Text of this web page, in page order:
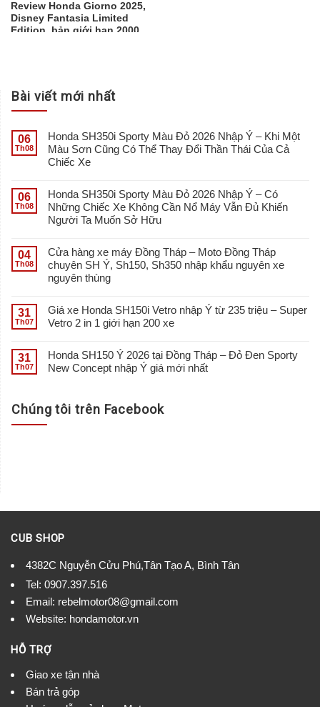
Review Honda Giorno 2025,
Disney Fantasia Limited
Edition, bản giới hạn 2000
Bài viết mới nhất
06
Th08
Honda SH350i Sporty Màu Đỏ 2026 Nhập Ý – Khi Một
Màu Sơn Cũng Có Thể Thay Đổi Thần Thái Của Cả
Chiếc Xe
06
Th08
Honda SH350i Sporty Màu Đỏ 2026 Nhập Ý – Có
Những Chiếc Xe Không Cần Nổ Máy Vẫn Đủ Khiến
Người Ta Muốn Sở Hữu
04
Th08
Cửa hàng xe máy Đồng Tháp – Moto Đồng Tháp
chuyên SH Ý, Sh150, Sh350 nhập khẩu nguyên xe
nguyên thùng
31
Th07
Giá xe Honda SH150i Vetro nhập Ý từ 235 triệu – Super
Vetro 2 in 1 giới hạn 200 xe
31
Th07
Honda SH150 Ý 2026 tại Đồng Tháp – Đỏ Đen Sporty
New Concept nhập Ý giá mới nhất
Chúng tôi trên Facebook
CUB SHOP
4382C Nguyễn Cửu Phú,Tân Tạo A, Bình Tân
Tel: 0907.397.516
Email: rebelmotor08@gmail.com
Website: hondamotor.vn
HỖ TRỢ
Giao xe tận nhà
Bán trả góp